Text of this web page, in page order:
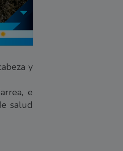
y
e
salud